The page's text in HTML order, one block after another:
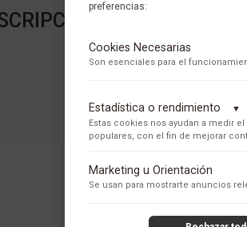
DE LA MARCA
preferencias:
Cookies Necesarias
Son esenciales para el
Estadística o rendimiento ▼
Estas cookies nos ayudan a medir
populares, con el fin de mejorar
Adobe Analytics
Utilizamos Adobe Analytics para
los usuarios.
Marketing u Orientación
Se usan para mostrarte anuncios